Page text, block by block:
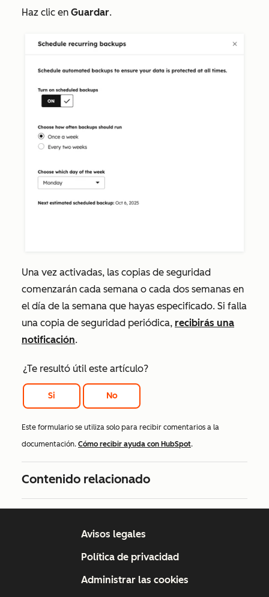
Haz clic en Guardar.
Una vez activadas, las copias de seguridad
comenzarán cada semana o cada dos semanas en
el día de la semana que hayas especificado. Si falla
una copia de seguridad periódica, recibirás una
notificación.
¿Te resultó útil este artículo?
Si No
Este formulario se utiliza solo para recibir comentarios a la
documentación. Cómo recibir ayuda con HubSpot.
Contenido relacionado
Avisos legales
Política de privacidad
Administrar las cookies